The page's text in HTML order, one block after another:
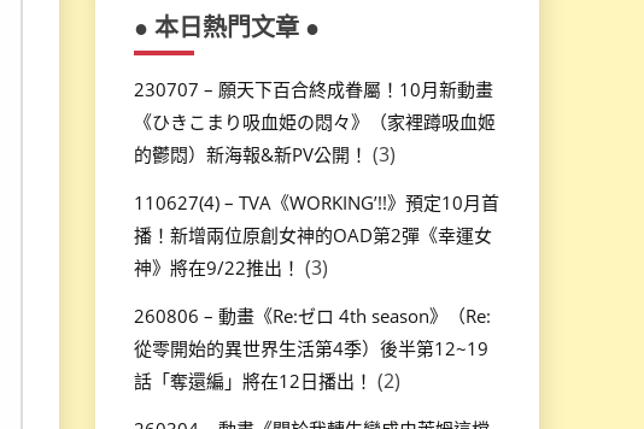
● 本日熱門文章 ●
230707 – 願天下百合終成眷屬！10月新動畫
《ひきこまり吸血姫の悶々》（家裡蹲吸血姬
的鬱悶）新海報&新PV公開！ (3)
110627(4) – TVA《WORKING’!!》預定10月首
播！新增兩位原創女神的OAD第2彈《幸運女
神》將在9/22推出！ (3)
260806 – 動畫《Re:ゼロ 4th season》（Re:
從零開始的異世界生活第4季）後半第12~19
話「奪還編」將在12日播出！ (2)